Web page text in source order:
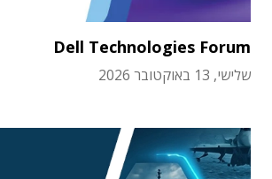
Dell Technologies Forum
שלישי, 13 באוקטובר 2026